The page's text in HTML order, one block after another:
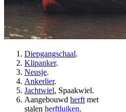
Diepgangschaal.
Klipanker.
Neusje.
Ankerlier.
Jachtwiel, Spaakwiel.
Aangebouwd herft met
stalen herftluiken.